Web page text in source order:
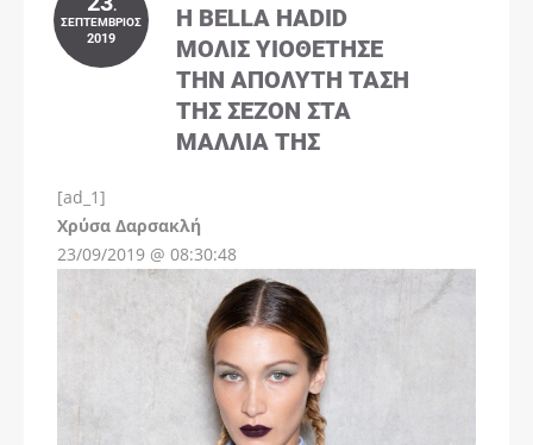
.
ΣΕΠΤΈΜΒΡΙΟΣ
2019
Η BELLA HADID
ΜΌΛΙΣ ΥΙΟΘΈΤΗΣΕ
ΤΗΝ ΑΠΌΛΥΤΗ ΤΆΣΗ
ΤΗΣ ΣΕΖΌΝ ΣΤΑ
ΜΑΛΛΙΆ ΤΗΣ
[ad_1]
Χρύσα Δαρσακλή
23/09/2019 @ 08:30:48